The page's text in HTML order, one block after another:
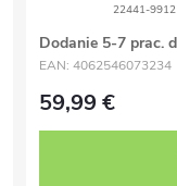
22441-9912
Dodanie 5-7 prac.
EAN: 4062546073234
59,99 €